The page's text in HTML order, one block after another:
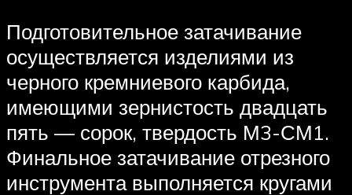
Подготовительное затачивание
осуществляется изделиями из
черного кремниевого карбида,
имеющими зернистость двадцать
пять — сорок, твердость М3-СМ1.
Финальное затачивание отрезного
инструмента выполняется кругами